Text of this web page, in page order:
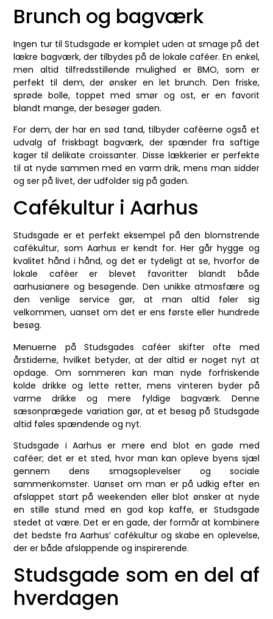
Brunch og bagværk
Ingen tur til Studsgade er komplet uden at smage på det
lækre bagværk, der tilbydes på de lokale caféer. En enkel,
men altid tilfredsstillende mulighed er BMO, som er
perfekt til dem, der ønsker en let brunch. Den friske,
sprøde bolle, toppet med smør og ost, er en favorit
blandt mange, der besøger gaden.
For dem, der har en sød tand, tilbyder caféerne også et
udvalg af friskbagt bagværk, der spænder fra saftige
kager til delikate croissanter. Disse lækkerier er perfekte
til at nyde sammen med en varm drik, mens man sidder
og ser på livet, der udfolder sig på gaden.
Cafékultur i Aarhus
Studsgade er et perfekt eksempel på den blomstrende
cafékultur, som Aarhus er kendt for. Her går hygge og
kvalitet hånd i hånd, og det er tydeligt at se, hvorfor de
lokale caféer er blevet favoritter blandt både
aarhusianere og besøgende. Den unikke atmosfære og
den venlige service gør, at man altid føler sig
velkommen, uanset om det er ens første eller hundrede
besøg.
Menuerne på Studsgades caféer skifter ofte med
årstiderne, hvilket betyder, at der altid er noget nyt at
opdage. Om sommeren kan man nyde forfriskende
kolde drikke og lette retter, mens vinteren byder på
varme drikke og mere fyldige bagværk. Denne
sæsonprægede variation gør, at et besøg på Studsgade
altid føles spændende og nyt.
Studsgade i Aarhus er mere end blot en gade med
caféer; det er et sted, hvor man kan opleve byens sjæl
gennem dens smagsoplevelser og sociale
sammenkomster. Uanset om man er på udkig efter en
afslappet start på weekenden eller blot ønsker at nyde
en stille stund med en god kop kaffe, er Studsgade
stedet at være. Det er en gade, der formår at kombinere
det bedste fra Aarhus’ cafékultur og skabe en oplevelse,
der er både afslappende og inspirerende.
Studsgade som en del af
hverdagen